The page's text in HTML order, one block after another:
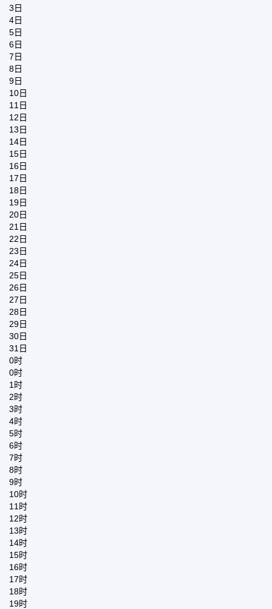
3日
4日
5日
6日
7日
8日
9日
10日
11日
12日
13日
14日
15日
16日
17日
18日
19日
20日
21日
22日
23日
24日
25日
26日
27日
28日
29日
30日
31日
0时
0时
1时
2时
3时
4时
5时
6时
7时
8时
9时
10时
11时
12时
13时
14时
15时
16时
17时
18时
19时